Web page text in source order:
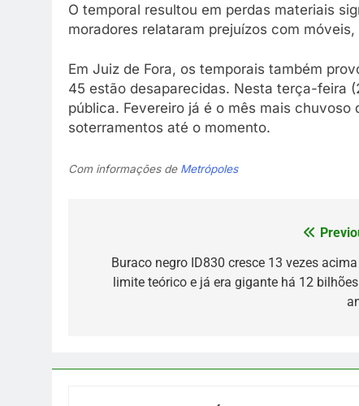
O temporal resultou em perdas materiais
moradores relataram prejuízos com
Em Juiz de Fora, os temporais também
45 estão desaparecidas. Nesta terça-feira
pública. Fevereiro já é o mês mais
soterramentos até o momento.
Com informações de Metrópoles
Buraco negro ID830 cresce 13 vezes
limite teórico e já era gigante há 12